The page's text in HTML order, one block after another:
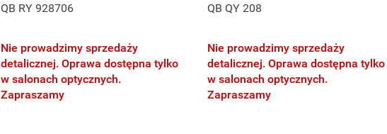
QB RY 928706
Nie prowadzimy sprzedaży
detalicznej. Oprawa dostępna tylko
w salonach optycznych.
Zapraszamy
QB QY 208
Nie prowadzimy sprzedaży
detalicznej. Oprawa dostępna tylko
w salonach optycznych.
Zapraszamy